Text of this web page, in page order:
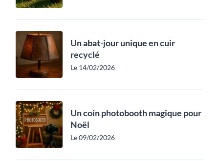
Un abat-jour unique en cuir
recyclé
Le 14/02/2026
Un coin photobooth magique pour
Noël
Le 09/02/2026